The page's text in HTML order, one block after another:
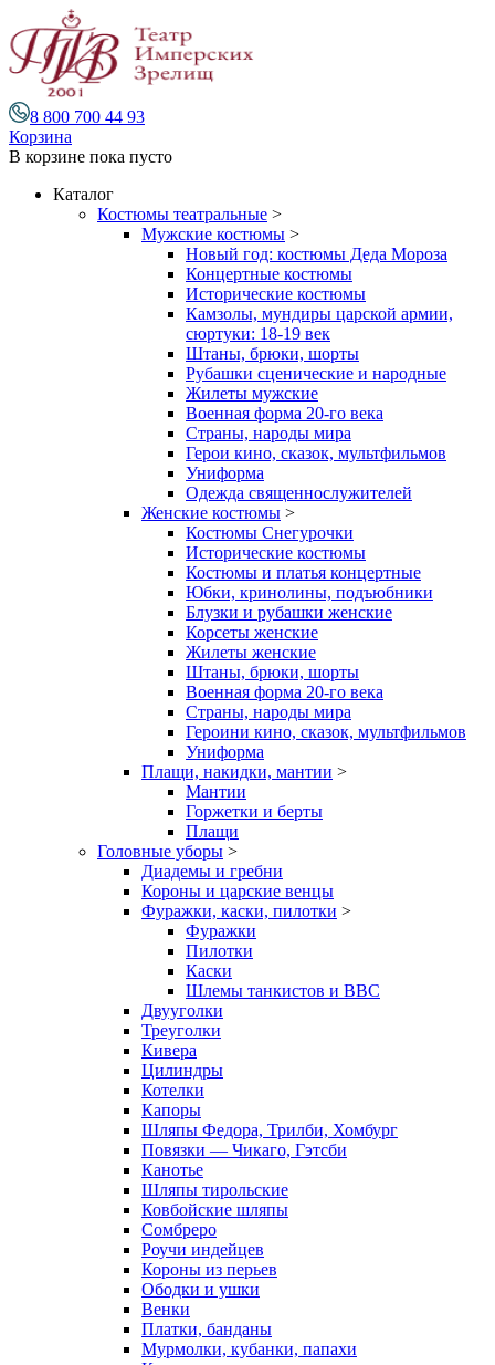
8 800 700 44 93
Корзина
В корзине пока пусто
Каталог
Костюмы театральные >
Мужские костюмы >
Новый год: костюмы Деда Мороза
Концертные костюмы
Исторические костюмы
Камзолы, мундиры царской армии,
сюртуки: 18-19 век
Штаны, брюки, шорты
Рубашки сценические и народные
Жилеты мужские
Военная форма 20-го века
Страны, народы мира
Герои кино, сказок, мультфильмов
Униформа
Одежда священнослужителей
Женские костюмы >
Костюмы Снегурочки
Исторические костюмы
Костюмы и платья концертные
Юбки, кринолины, подъюбники
Блузки и рубашки женские
Корсеты женские
Жилеты женские
Штаны, брюки, шорты
Военная форма 20-го века
Страны, народы мира
Героини кино, сказок, мультфильмов
Униформа
Плащи, накидки, мантии >
Мантии
Горжетки и берты
Плащи
Головные уборы >
Диадемы и гребни
Короны и царские венцы
Фуражки, каски, пилотки >
Фуражки
Пилотки
Каски
Шлемы танкистов и ВВС
Двууголки
Треуголки
Кивера
Цилиндры
Котелки
Капоры
Шляпы Федора, Трилби, Хомбург
Повязки — Чикаго, Гэтсби
Канотье
Шляпы тирольские
Ковбойские шляпы
Сомбреро
Роучи индейцев
Короны из перьев
Ободки и ушки
Венки
Платки, банданы
Мурмолки, кубанки, папахи